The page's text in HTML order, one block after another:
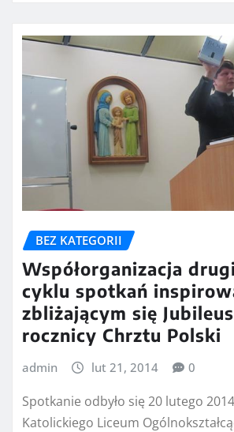
BEZ KATEGORII
Współorganizacja
cyklu spotkań
zbliżającym się
rocznicy Chrztu Polski
admin lut 21, 2014 0
Spotkanie odbyło się 20 lutego
Katolickiego Liceum